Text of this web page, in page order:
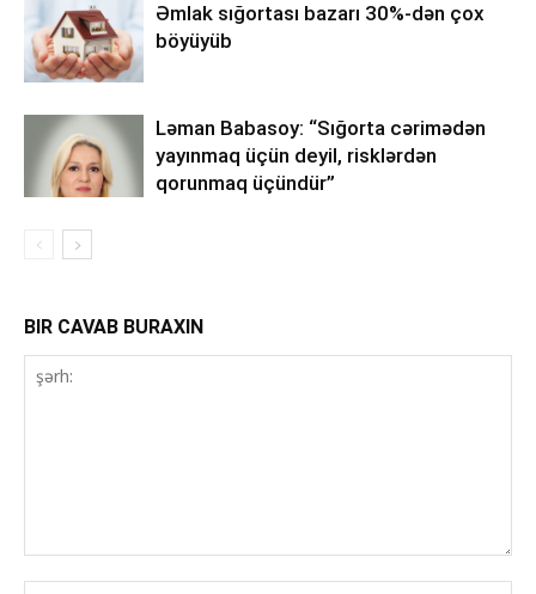
Əmlak sığortası bazarı 30%-dən çox
böyüyüb
Ləman Babasoy: “Sığorta cərimədən
yayınmaq üçün deyil, risklərdən
qorunmaq üçündür”
BIR CAVAB BURAXIN